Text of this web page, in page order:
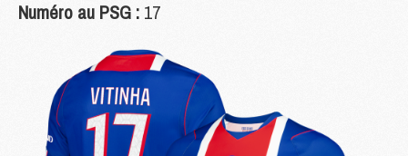
Numéro au PSG : 17